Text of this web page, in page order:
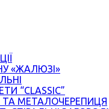
«ЖАЛЮЗІ»
“CLASSIC”
МЕТАЛОЧЕРЕПИЦЯ